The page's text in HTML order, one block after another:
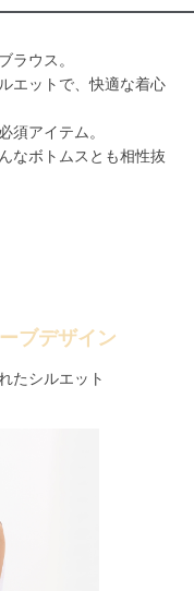
ラウス。
エットで、快適な着心
須アイテム。
なボトムスとも相性抜
ブデザイン
たシルエット